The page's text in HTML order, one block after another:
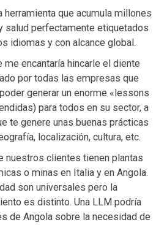
herramienta que acumula millones
salud perfectamente etiquetados
idiomas y con alcance global.
me encantaría hincarle el diente
por todas las empresas que
generar un enorme «lessons
para todos en su sector, a
te genere unas buenas prácticas
localización, cultura, etc.
nuestros clientes tienen plantas
o minas en Italia y en Angola.
son universales pero la
es distinto. Una LLM podría
de Angola sobre la necesidad de